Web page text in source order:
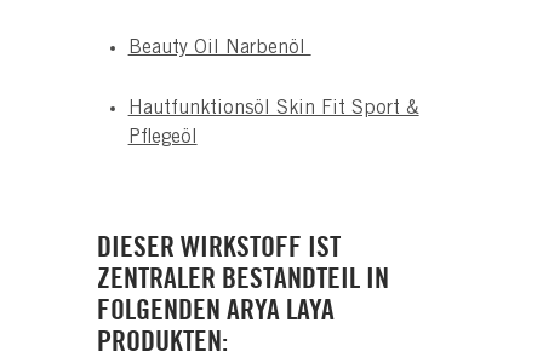
Beauty Oil Narbenöl
Hautfunktionsöl Skin Fit Sport &
Pflegeöl
DIESER WIRKSTOFF IST
ZENTRALER BESTANDTEIL IN
FOLGENDEN ARYA LAYA
PRODUKTEN: